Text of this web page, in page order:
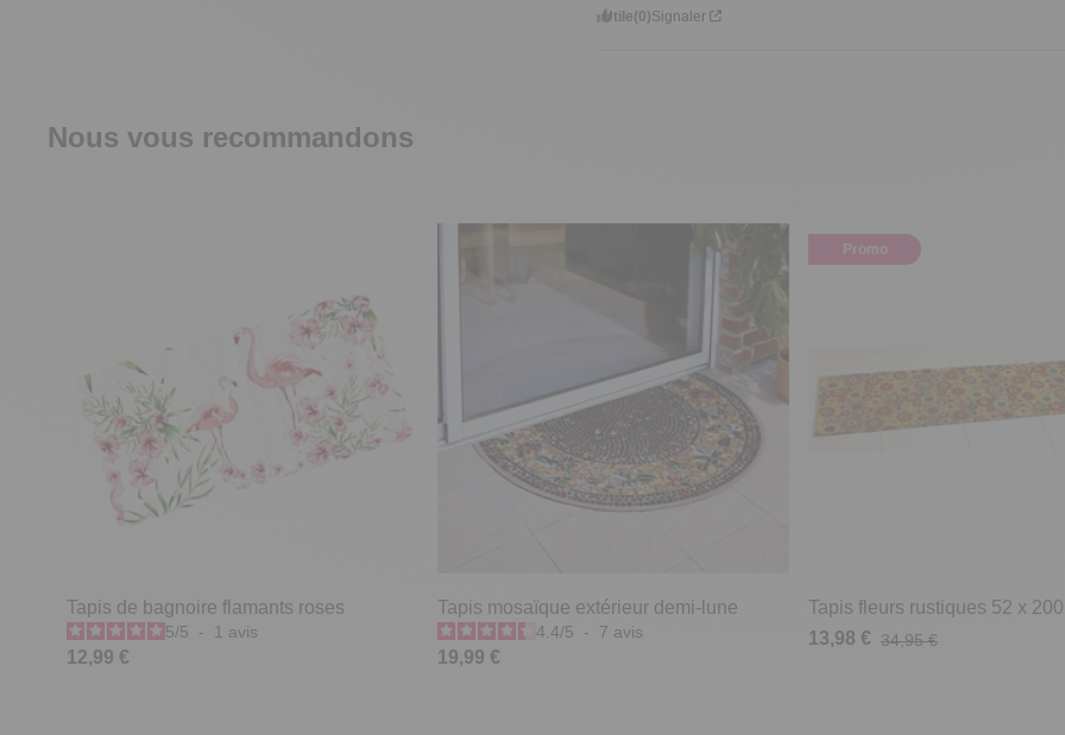
Utile(0)Signaler
Nous vous recommandons
Tapis de bagnoire flamants roses
5/5 - 1 avis
12,99 €
Tapis mosaïque extérieur demi-lune
4.4/5 - 7 avis
19,99 €
Promo
Tapis fleurs rustiques 52 x
13,98 € 34,95 €